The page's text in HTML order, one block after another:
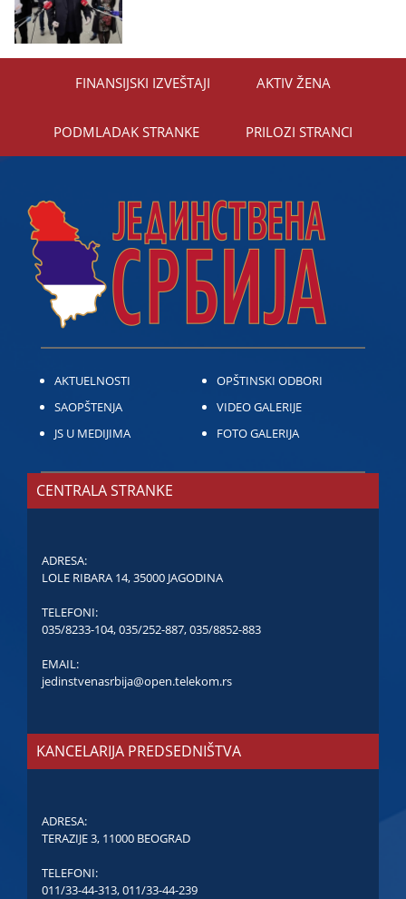
FINANSIЈSKI IZVEŠTAЈI AKTIV ŽENA
PODMLADAK STRANKE PRILOZI STRANCI
AKTUELNOSTI
SAOPŠTENJA
JS U MEDIJIMA
OPŠTINSKI ODBORI
VIDEO GALERIJE
FOTO GALERIJA
CENTRALA STRANKE
ADRESA:
LOLE RIBARA 14, 35000 JAGODINA
TELEFONI:
035/8233-104,035/252-887,035/8852-883
EMAIL:
jedinstvenasrbija@open.telekom.rs
KANCELARIJA PREDSEDNIŠTVA
ADRESA:
TERAZIJE 3, 11000 BEOGRAD
TELEFONI:
011/33-44-313,011/33-44-239